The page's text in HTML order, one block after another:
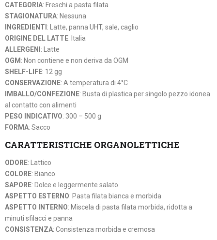
CATEGORIA: Freschi a pasta filata
STAGIONATURA: Nessuna
INGREDIENTI : Latte, panna UHT, sale, caglio
ORIGINE DEL LATTE: Italia
ALLERGENI : Latte
OGM : Non contiene e non deriva da OGM
SHELF-LIFE: 12 gg
CONSERVAZIONE: A temperatura di 4°C
IMBALLO/CONFEZIONE: Busta di plastica per singolo pezzo idonea
al contatto con alimenti
PESO INDICATIVO: 300 – 500 g
FORMA: Sacco
CARATTERISTICHE ORGANOLETTICHE
ODORE: Lattico
COLORE: Bianco
SAPORE: Dolce e leggermente salato
ASPETTO ESTERNO: Pasta filata bianca e morbida
ASPETTO INTERNO: Miscela di pasta filata morbida, ridotta a
minuti sfilacci e panna
CONSISTENZA: Consistenza morbida e cremosa